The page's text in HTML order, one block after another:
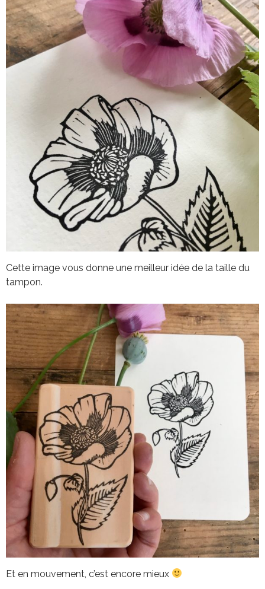
Cette image vous donne une meilleur idée de la taille du
tampon.
Et en mouvement, c’est encore mieux